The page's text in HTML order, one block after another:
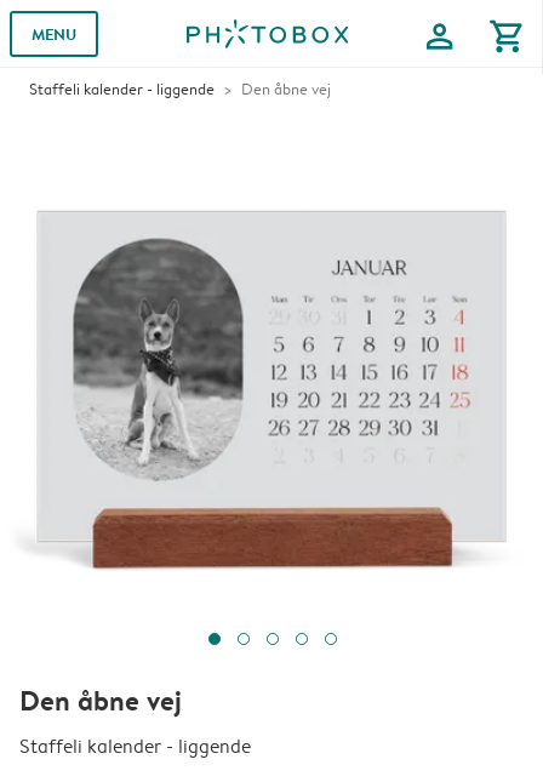
MENU profile shopping_cart
Staffeli kalender - liggende Den åbne vej
Den åbne vej
Staffeli kalender - liggende